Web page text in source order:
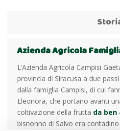
Azienda Agricola
L’Azienda Agricola Campisi
provincia di Siracusa a due
dalla famiglia Campisi, di cui
Eleonora, che portano avanti
coltivazione della frutta da ben
bisnonno di Salvo era